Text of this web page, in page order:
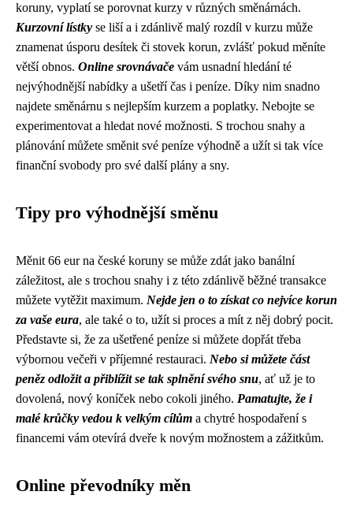
koruny, vyplatí se porovnat kurzy v různých směnárnách.
Kurzovní lístky se liší a i zdánlivě malý rozdíl v kurzu může
znamenat úsporu desítek či stovek korun, zvlášť pokud měníte
větší obnos. Online srovnávače vám usnadní hledání té
nejvýhodnější nabídky a ušetří čas i peníze. Díky nim snadno
najdete směnárnu s nejlepším kurzem a poplatky. Nebojte se
experimentovat a hledat nové možnosti. S trochou snahy a
plánování můžete směnit své peníze výhodně a užít si tak více
finanční svobody pro své další plány a sny.
Tipy pro výhodnější směnu
Měnit 66 eur na české koruny se může zdát jako banální
záležitost, ale s trochou snahy i z této zdánlivě běžné transakce
můžete vytěžit maximum. Nejde jen o to získat co nejvíce korun
za vaše eura, ale také o to, užít si proces a mít z něj dobrý pocit.
Představte si, že za ušetřené peníze si můžete dopřát třeba
výbornou večeři v příjemné restauraci. Nebo si můžete část
peněz odložit a přiblížit se tak splnění svého snu, ať už je to
dovolená, nový koníček nebo cokoli jiného. Pamatujte, že i
malé krůčky vedou k velkým cílům a chytré hospodaření s
financemi vám otevírá dveře k novým možnostem a zážitkům.
Online převodníky měn